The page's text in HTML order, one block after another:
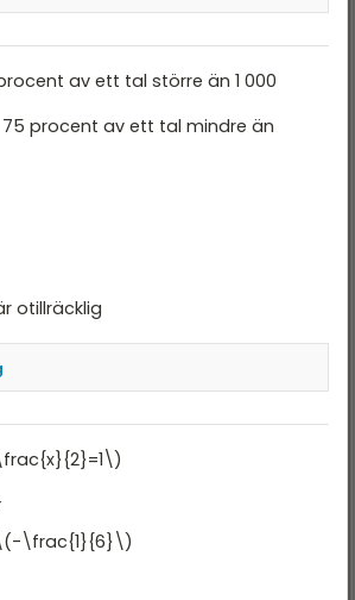
triangeln \(ABE\), vilket
> 3 \cdot 15\). Dvs. \(I > II\)
av ett tal större än 1 000
75 procent av ett tal mindre än
otillräcklig
\cdot 800=600\)
\frac{1}{6}\)